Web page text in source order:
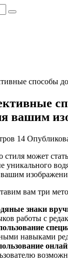
способы
вашим
14
стиля может
уникального
вам три
знаки
работы с
навыками